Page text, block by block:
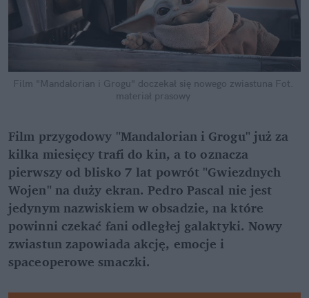
Film "Mandalorian i Grogu" doczekał się nowego zwiastuna Fot.
materiał prasowy
Film przygodowy "Mandalorian i Grogu" już za
kilka miesięcy trafi do kin, a to oznacza
pierwszy od blisko 7 lat powrót "Gwiezdnych
Wojen" na duży ekran. Pedro Pascal nie jest
jedynym nazwiskiem w obsadzie, na które
powinni czekać fani odległej galaktyki. Nowy
zwiastun zapowiada akcję, emocje i
spaceoperowe smaczki.